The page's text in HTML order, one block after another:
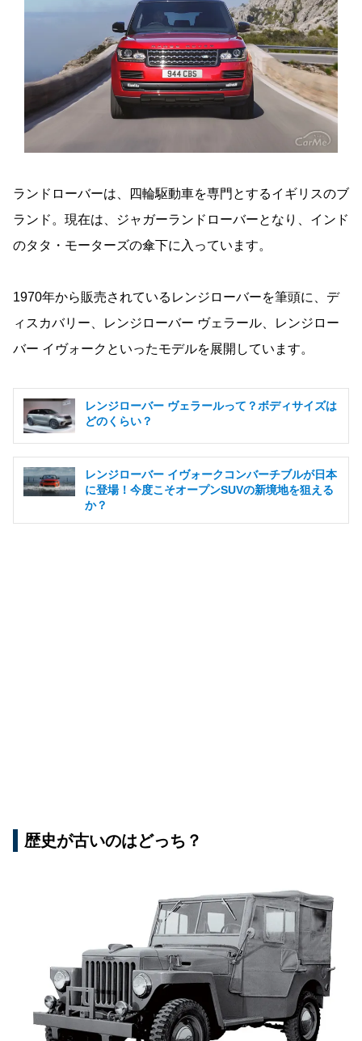
ランドローバーは、四輪駆動車を専門とするイギリスのブ
ランド。現在は、ジャガーランドローバーとなり、インド
のタタ・モーターズの傘下に入っています。
1970年から販売されているレンジローバーを筆頭に、デ
ィスカバリー、レンジローバー ヴェラール、レンジロー
バー イヴォークといったモデルを展開しています。
レンジローバー ヴェラールって？ボディサイズは
どのくらい？
レンジローバー イヴォークコンバーチブルが日本
に登場！今度こそオープンSUVの新境地を狙える
か？
歴史が古いのはどっち？